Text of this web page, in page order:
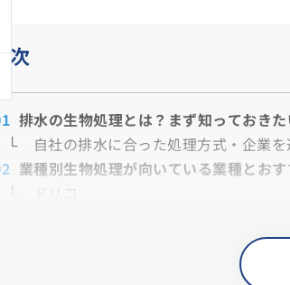
次
排水の生物処理とは？まず知っておき
自社の排水に合った処理方式・企業
業種別生物処理が向いている業種とお
ドリコ
業種別生物処理におすすめの企業3選の詳